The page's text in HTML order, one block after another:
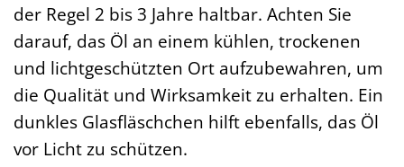
der Regel 2 bis 3 Jahre haltbar. Achten Sie
darauf, das Öl an einem kühlen, trockenen
und lichtgeschützten Ort aufzubewahren, um
die Qualität und Wirksamkeit zu erhalten. Ein
dunkles Glasfläschchen hilft ebenfalls, das Öl
vor Licht zu schützen.